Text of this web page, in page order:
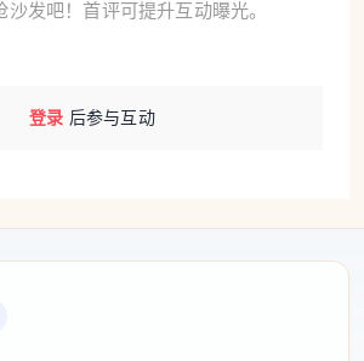
发吧！首评可提升互动曝光。
登录 后参与互动